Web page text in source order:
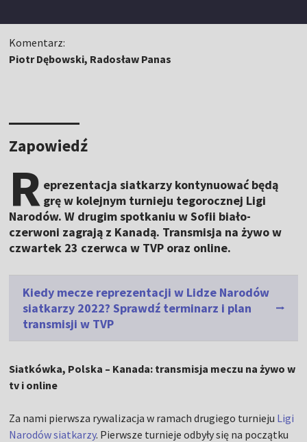
Komentarz:
Piotr Dębowski, Radosław Panas
Zapowiedź
R eprezentacja siatkarzy kontynuować będą
grę w kolejnym turnieju tegorocznej Ligi
Narodów. W drugim spotkaniu w Sofii biało-
czerwoni zagrają z Kanadą. Transmisja na żywo w
czwartek 23 czerwca w TVP oraz online.
Kiedy mecze reprezentacji w Lidze Narodów
siatkarzy 2022? Sprawdź terminarz i plan
transmisji w TVP
Siatkówka, Polska – Kanada: transmisja meczu na żywo w
tv i online
Za nami pierwsza rywalizacja w ramach drugiego turnieju Ligi
Narodów siatkarzy. Pierwsze turnieje odbyły się na początku